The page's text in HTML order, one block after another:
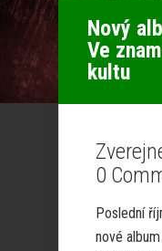
Nový
Ve
kultu
0
Poslední
nové